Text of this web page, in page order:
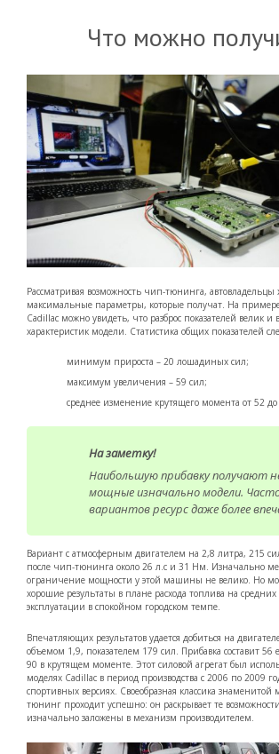
Что можно
Рассматривая возможность чип-тюнинга, автовладельцы
максимальные параметры, которые получат. На
Cadillac можно увидеть, что разброс показателей велик и
характеристик модели. Статистика общих показателей
минимум прироста – 20 лошадиных сил;
максимум увеличения – 59 сил;
среднее изменение крутящего момента от 52
На заметку!
Наибольшую прибавку получают
мощные изначально модели.
вариантов ресурс даже более
Вариант с атмосферным двигателем на 2,8 литра, 215
после чип-тюнинга около 26 л.с и 31 Нм. Изначально
ограничение мощности у этой машины не велико. Но
хорошие результаты в плане расхода топлива на средних
эксплуатации в спокойном городском темпе.
Впечатляющих результатов удается добиться на
объемом 1,9, показателем 179 сил. Прибавка составит
90 в крутящем моменте. Этот силовой агрегат был
моделях Cadillac в период производства с 2006 по 2009
спортивных версиях. Своеобразная классика
тюнинг проходит успешно: он раскрывает те
изначально заложены в механизм производителем.